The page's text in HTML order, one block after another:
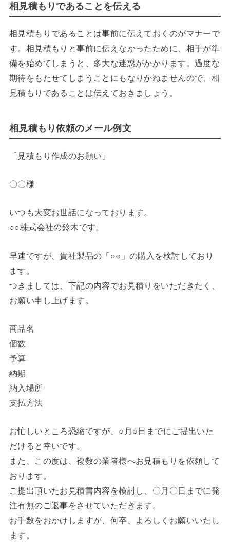
相見積もりであることを伝える
相見積もりであることは事前に伝えておくのがマナーで
す。相見積もりと事前に伝えなかったために、相手が準
備を始めてしまうと、多大な迷惑がかかります。過度な
期待をもたせてしまうことにもなりかねませんので、相
見積もりであることは伝えておきましょう。
相見積もり依頼のメール例文
「見積もり作成のお願い」
〇〇様
いつも大変お世話になっております。
○○株式会社の鈴木です。
早速ですが、貴社製品の「○○」の購入を検討しており
ます。
つきましては、下記の内容でお見積りをいただきたく、
お願い申し上げます。
商品名
個数
予算
納期
納入場所
支払方法
お忙しいところ恐縮ですが、○月○日までにご提出いた
だけると幸いです。
また、この度は、複数の業者様へお見積もりを依頼して
おります。
ご提出頂いたお見積書内容を検討し、〇月〇日までに発
注有無のご返事をさせていただきます。
お手数をおかけしますが、何卒、よろしくお願いいたし
ます。